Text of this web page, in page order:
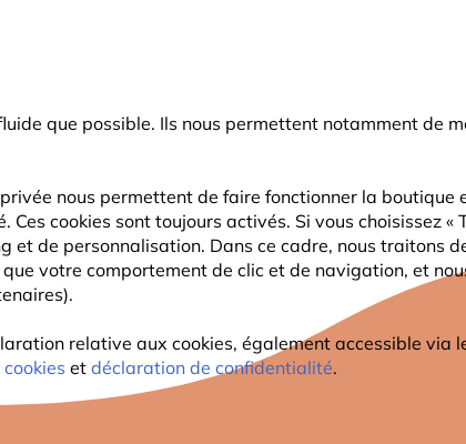
que possible. Ils nous permettent notamment de
nous permettent de faire fonctionner la boutique
cookies sont toujours activés. Si vous choisissez «
de personnalisation. Dans ce cadre, nous traitons
votre comportement de clic et de navigation, et
relative aux cookies, également accessible via
et déclaration de confidentialité.
OBSERVATION ENFANTS
jumelles 8x42
KITE OPTICS